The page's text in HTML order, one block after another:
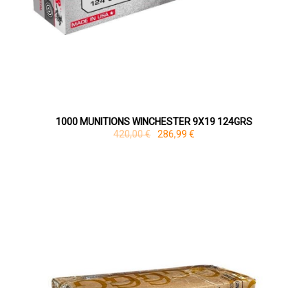
1000 MUNITIONS WINCHESTER 9X19 124GRS
420,00 €
286,99 €